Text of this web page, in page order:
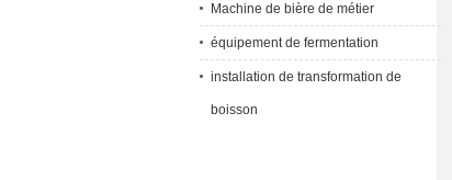
Machine de bière de métier
équipement de fermentation
installation de transformation de
boisson